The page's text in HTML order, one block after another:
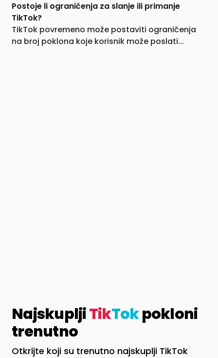
Postoje li ograničenja za slanje ili primanje
TikTok?
TikTok povremeno može postaviti ograničenja
na broj poklona koje korisnik može poslati...
NajskupljiTikTokpokloni
trenutno
Otkrijte koji su trenutno najskuplji TikTok